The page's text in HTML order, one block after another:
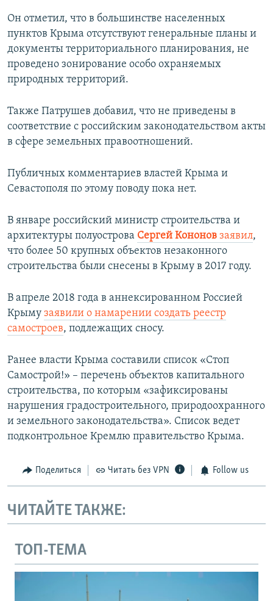
Он отметил, что в большинстве населенных
пунктов Крыма отсутствуют генеральные планы и
документы территориального планирования, не
проведено зонирование особо охраняемых
природных территорий.
Также Патрушев добавил, что не приведены в
соответствие с российским законодательством акты
в сфере земельных правоотношений.
Публичных комментариев властей Крыма и
Севастополя по этому поводу пока нет.
В январе российский министр строительства и
архитектуры полуострова Сергей Кононов заявил,
что более 50 крупных объектов незаконного
строительства были снесены в Крыму в 2017 году.
В апреле 2018 года в аннексированном Россией
Крыму заявили о намарении создать реестр
самостроев, подлежащих сносу.
Ранее власти Крыма составили список «Стоп
Самострой!» – перечень объектов капитального
строительства, по которым «зафиксированы
нарушения градостроительного, природоохранного
и земельного законодательства». Список ведет
подконтрольное Кремлю правительство Крыма.
Поделиться Читать без VPN Follow us
ЧИТАЙТЕ ТАКЖЕ:
ТОП-ТЕМА